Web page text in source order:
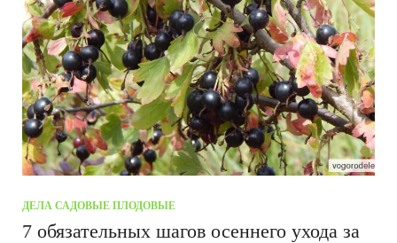
ДЕЛА САДОВЫЕ ПЛОДОВЫЕ
7 обязательных шагов осеннего ухода за